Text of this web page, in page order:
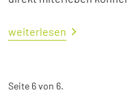
weiterlesen
Seite 6 von 6.